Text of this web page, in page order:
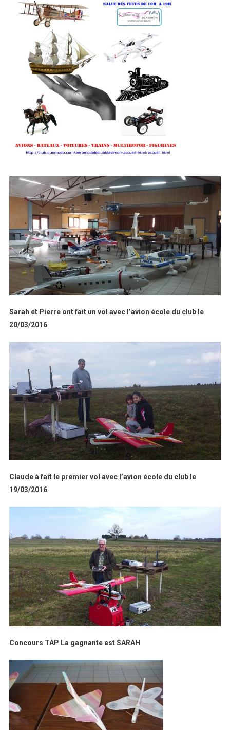
Sarah et Pierre ont fait un vol avec l’avion école du club le
20/03/2016
Claude à fait le premier vol avec l’avion école du club le
19/03/2016
Concours TAP La gagnante est SARAH